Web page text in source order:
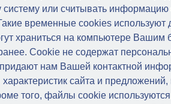
или считывать информацию
временные cookies используют
храниться на компьютере Вашим
Cookie не содержат
нам Вашей контактной
сайта и
того, файлы cookie используются,